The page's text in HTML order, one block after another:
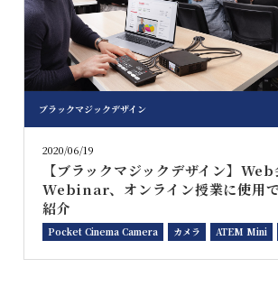
ブラックマジックデザイン
2020/06/19
【ブラックマジックデザイン】Web
Webinar、オンライン授業に使用
紹介
Pocket Cinema Camera カメラ ATEM Mini